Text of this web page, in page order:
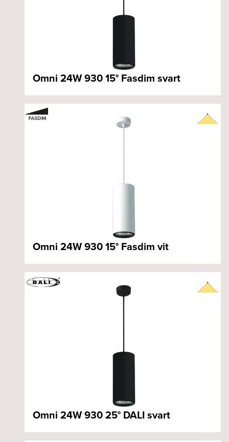
Omni 24W 930 15° Fasdim svart
Omni 24W 930 15° Fasdim vit
Omni 24W 930 25° DALI svart